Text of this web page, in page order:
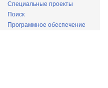
Специальные проекты
Поиск
Программное обеспечение